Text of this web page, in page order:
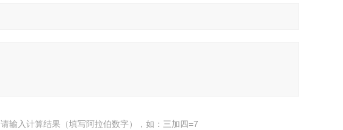
请输入计算结果（填写阿拉伯数字），如：三加四=7